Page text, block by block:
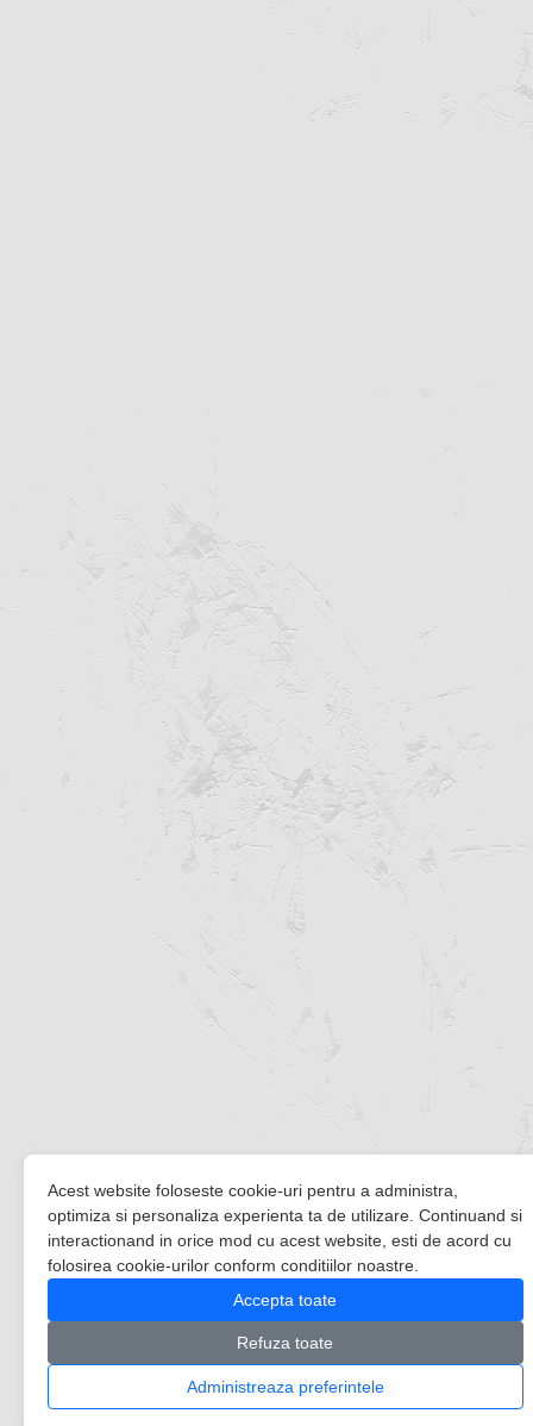
Acest website foloseste cookie-uri pentru a administra,
optimiza si personaliza experienta ta de utilizare. Continuand si
interactionand in orice mod cu acest website, esti de acord cu
folosirea cookie-urilor conform conditiilor noastre.
Accepta toate
Refuza toate
Administreaza preferintele